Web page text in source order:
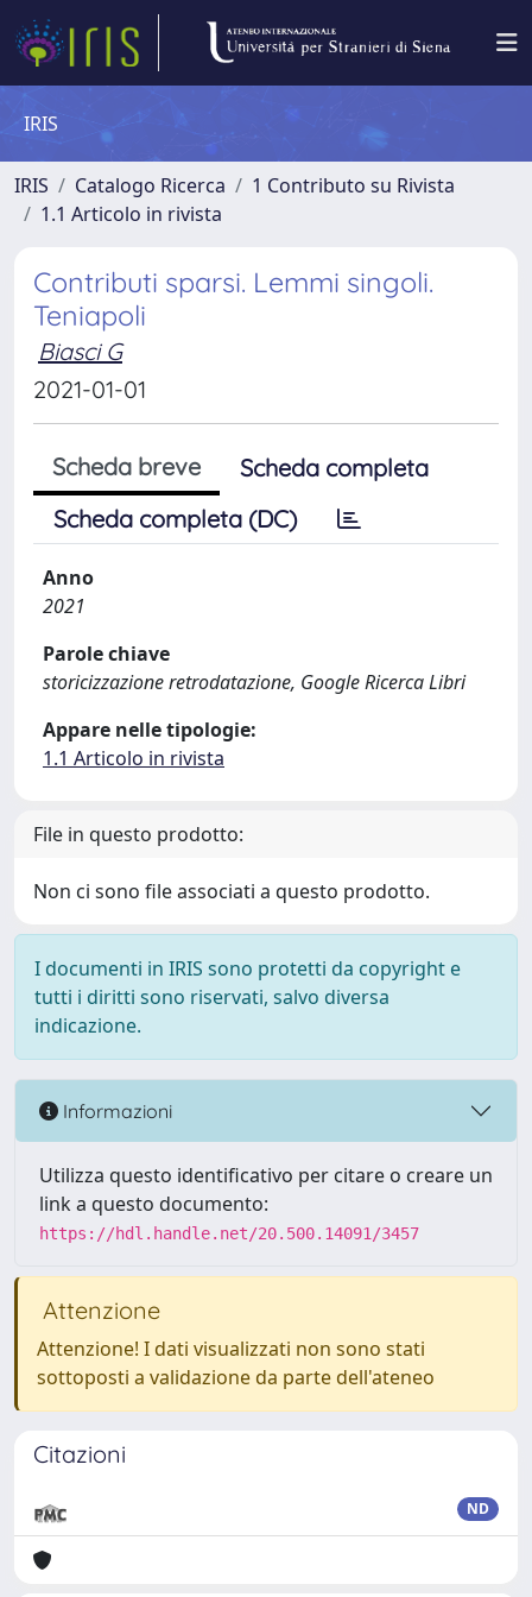
IRIS
IRIS Catalogo Ricerca
1 Contributo su Rivista
1.1 Articolo in rivista
Contributi sparsi. Lemmi singoli.
Teniapoli
Biasci G
2021-01-01
Scheda breve
Scheda completa
Scheda completa (DC)
Anno
2021
Parole chiave
storicizzazione retrodatazione, Google Ricerca Libri
Appare nelle tipologie:
1.1 Articolo in rivista
File in questo prodotto:
Non ci sono file associati a questo prodotto.
I documenti in IRIS sono protetti da copyright e
tutti i diritti sono riservati, salvo diversa
indicazione.
Informazioni
Utilizza questo identificativo per citare o creare un
link a questo documento:
https://hdl.handle.net/20.500.14091/3457
Attenzione
Attenzione! I dati visualizzati non sono stati
sottoposti a validazione da parte dell'ateneo
Citazioni
ND